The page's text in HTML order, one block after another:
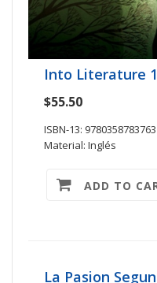
Into Literature
$55.50
ISBN-13: 9780358783763
Material: Inglés
ADD TO
La Pasion